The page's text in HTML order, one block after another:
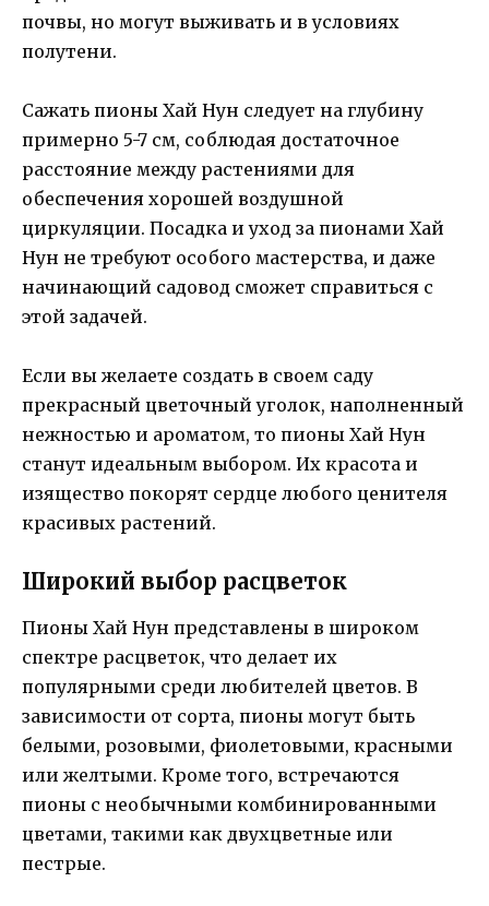
почвы, но могут выживать и в условиях
полутени.
Сажать пионы Хай Нун следует на глубину
примерно 5-7 см, соблюдая достаточное
расстояние между растениями для
обеспечения хорошей воздушной
циркуляции. Посадка и уход за пионами Хай
Нун не требуют особого мастерства, и даже
начинающий садовод сможет справиться с
этой задачей.
Если вы желаете создать в своем саду
прекрасный цветочный уголок, наполненный
нежностью и ароматом, то пионы Хай Нун
станут идеальным выбором. Их красота и
изящество покорят сердце любого ценителя
красивых растений.
Широкий выбор расцветок
Пионы Хай Нун представлены в широком
спектре расцветок, что делает их
популярными среди любителей цветов. В
зависимости от сорта, пионы могут быть
белыми, розовыми, фиолетовыми, красными
или желтыми. Кроме того, встречаются
пионы с необычными комбинированными
цветами, такими как двухцветные или
пестрые.